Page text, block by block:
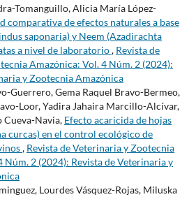
Tomanguillo, Alicia María López-
comparativa de efectos naturales a base
saponaria) y Neem (Azadirachta
a nivel de laboratorio, Revista de
Amazónica: Vol. 4 Núm. 2 (2024):
y Zootecnia Amazónica
Guerrero, Gema Raquel Bravo-Bermeo,
Loor, Yadira Jahaira Marcillo-Alcívar,
Cueva-Navia, Efecto acaricida de hojas
curcas) en el control ecológico de
, Revista de Veterinaria y Zootecnia
Núm. 2 (2024): Revista de Veterinaria y
Lourdes Vásquez-Rojas, Miluska